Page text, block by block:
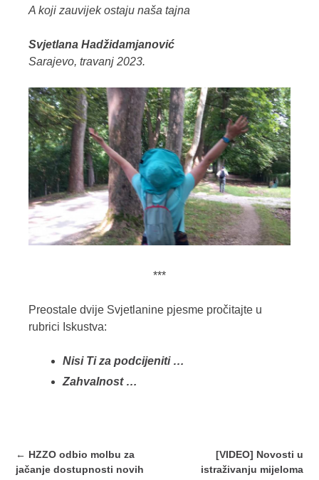
A koji zauvijek ostaju naša tajna
Svjetlana Hadžidamjanović
Sarajevo, travanj 2023.
***
Preostale dvije Svjetlanine pjesme pročitajte u
rubrici Iskustva:
Nisi Ti za podcijeniti …
Zahvalnost …
Post
navigation
← HZZO odbio molbu za
jačanje dostupnosti novih
[VIDEO] Novosti u
istraživanju mijeloma